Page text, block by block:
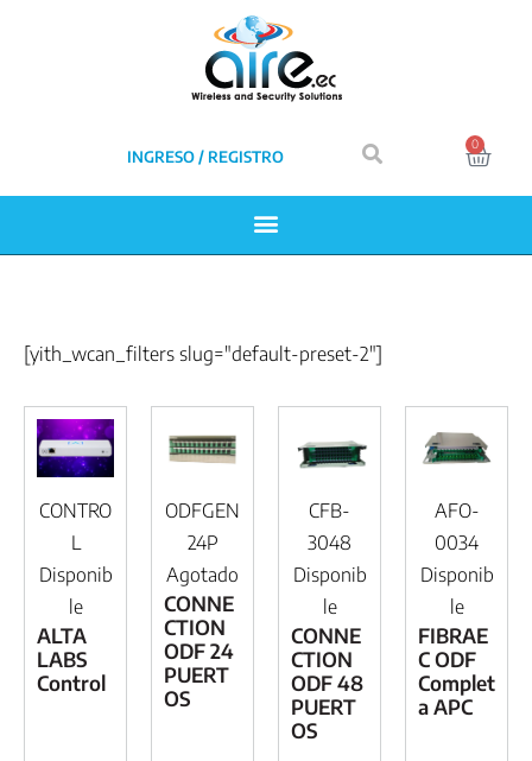
INGRESO / REGISTRO
0
[yith_wcan_filters slug="default-preset-2"]
CONTRO
L
Disponib
le
ALTA
LABS
Control
ODFGEN
24P
Agotado
CONNE
CTION
ODF 24
PUERT
OS
CFB-
3048
Disponib
le
CONNE
CTION
ODF 48
PUERT
OS
AFO-
0034
Disponib
le
FIBRAE
C ODF
Complet
a APC